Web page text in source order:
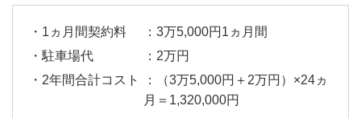
：3万5,000円1ヵ月間
：2万円
：（3万5,000円＋2万円）×24ヵ
月＝1,320,000円